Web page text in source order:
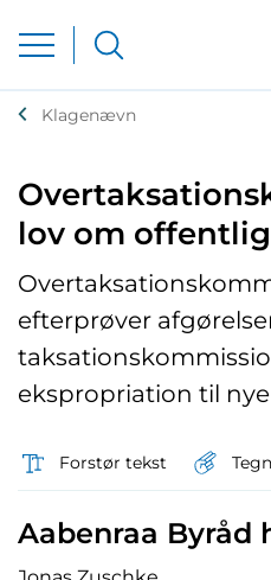
Klagenævn
lov om
efterprøver
ekspropriation til nye
Forstør tekst
Aabenraa Byråd